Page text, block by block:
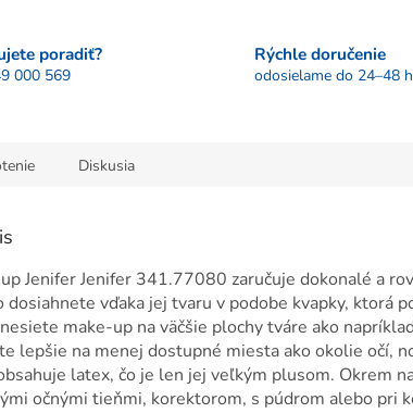
poradiť?
000 569
Rýchle doručenie
odosielame do 24–48
Diskusia
Jenifer Jenifer 341.77080 zaručuje dokonalé a
dosiahnete vďaka jej tvaru v podobe kvapky, ktorá
make-up na väčšie plochy tváre ako
lepšie na menej dostupné miesta ako okolie očí,
latex, čo je len jej veľkým plusom. Okrem
očnými tieňmi, korektorom, s púdrom alebo pri